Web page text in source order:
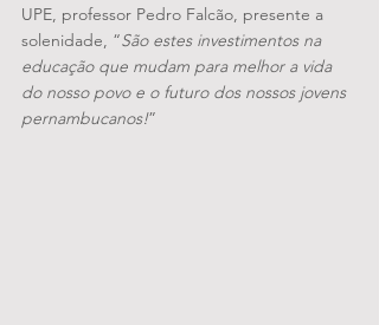
UPE, professor Pedro Falcão, presente a
solenidade, “São estes investimentos na
educação que mudam para melhor a vida
do nosso povo e o futuro dos nossos jovens
pernambucanos!”